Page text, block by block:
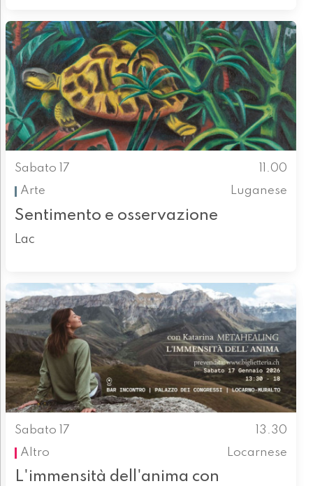
Sabato 17
11.00
Arte
Luganese
Sentimento e osservazione
Lac
Sabato 17
13.30
Altro
Locarnese
L'immensità dell'anima con